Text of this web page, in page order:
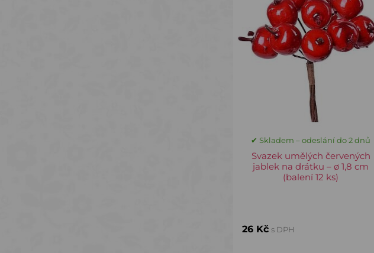
✔ Skladem – odeslání do 2 dnů
Svazek umělých červených
jablek na drátku – ø 1,8 cm
(balení 12 ks)
26 Kč s DPH